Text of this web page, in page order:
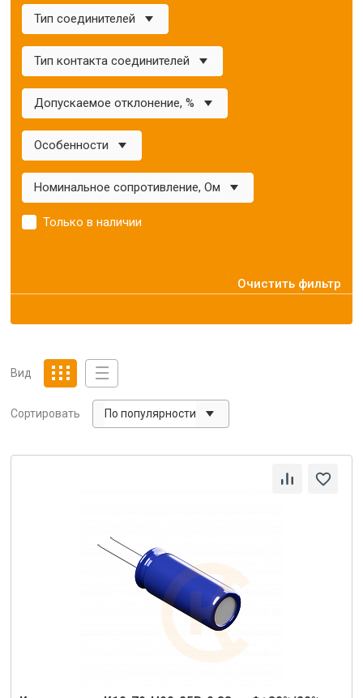
Тип соединителей
Тип контакта соединителей
Допускаемое отклонение, %
Особенности
Номинальное сопротивление, Ом
Только в наличии
Очистить фильтр
Вид
Сортировать По популярности